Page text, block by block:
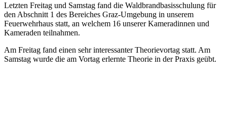
Letzten Freitag und Samstag fand die Waldbrandbasisschulung für
den Abschnitt 1 des Bereiches Graz-Umgebung in unserem
Feuerwehrhaus statt, an welchem 16 unserer Kameradinnen und
Kameraden teilnahmen.
Am Freitag fand einen sehr interessanter Theorievortag statt. Am
Samstag wurde die am Vortag erlernte Theorie in der Praxis geübt.